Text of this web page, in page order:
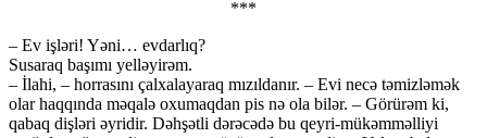
***
– Ev işləri! Yəni… evdarlıq?
Susaraq başımı yelləyirəm.
– İlahi, – horrasını çalxalayaraq mızıldanır. – Evi necə təmizləmək
olar haqqında məqalə oxumaqdan pis nə ola bilər. – Görürəm ki,
qabaq dişləri əyridir. Dəhşətli dərəcədə bu qeyri-mükəmməlliyi